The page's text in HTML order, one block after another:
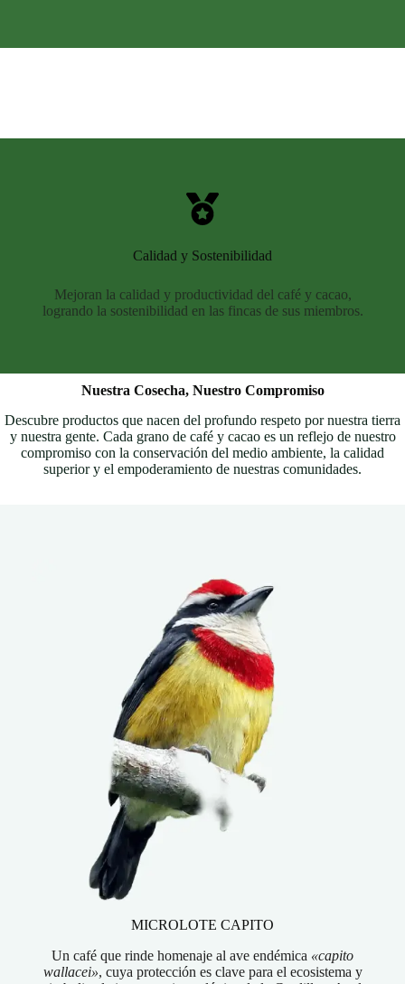
Calidad y Sostenibilidad
Mejoran la calidad y productividad del café y cacao,
logrando la sostenibilidad en las fincas de sus miembros.
Nuestra Cosecha, Nuestro Compromiso
Descubre productos que nacen del profundo respeto por nuestra tierra
y nuestra gente. Cada grano de café y cacao es un reflejo de nuestro
compromiso con la conservación del medio ambiente, la calidad
superior y el empoderamiento de nuestras comunidades.
MICROLOTE CAPITO
Un café que rinde homenaje al ave endémica «capito
wallacei», cuya protección es clave para el ecosistema y